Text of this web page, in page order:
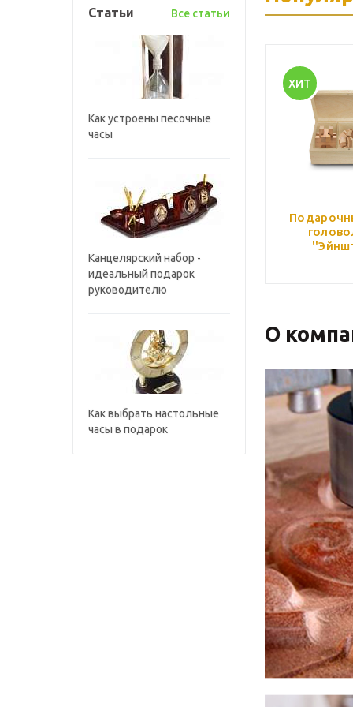
Статьи Все статьи
Как устроены песочные
часы
Канцелярский набор -
идеальный подарок
руководителю
Как выбрать настольные
часы в подарок
ХИТ
О